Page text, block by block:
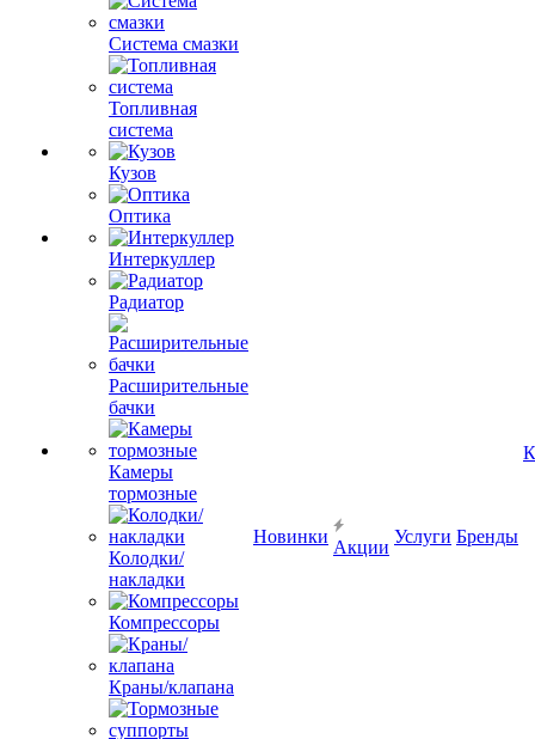
Система смазки
Топливная
система
Кузов
Оптика
Интеркуллер
Радиатор
Расширительные
бачки
Камеры
тормозные
Колодки/
накладки
Компрессоры
Краны/клапана
Новинки
Акции
Услуги Бренды